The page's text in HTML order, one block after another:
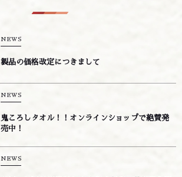
NEWS
製品の価格改定につきまして
NEWS
鬼ころしタオル！！オンラインショップで絶賛発
売中！
NEWS